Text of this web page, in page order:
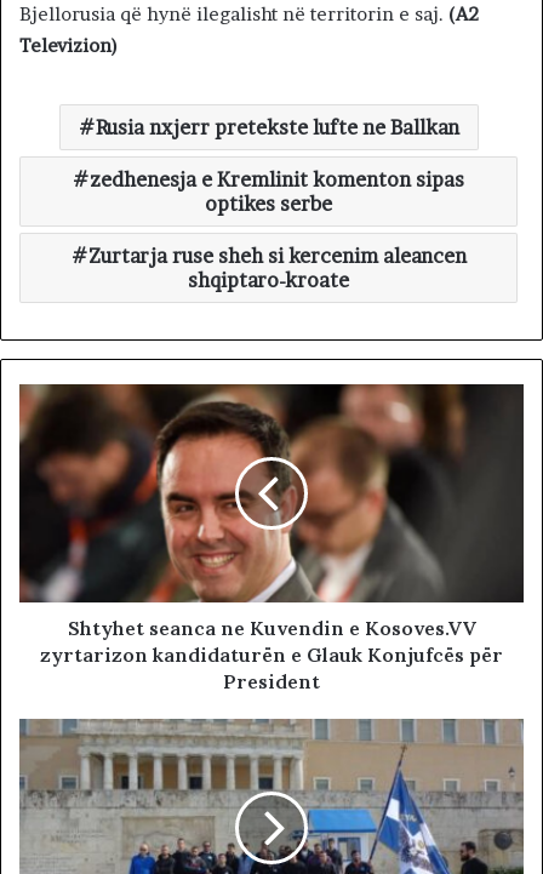
Bjellorusia që hynë ilegalisht në territorin e saj. (A2
Televizion)
Rusia nxjerr pretekste lufte ne Ballkan
zedhenesja e Kremlinit komenton sipas
optikes serbe
Zurtarja ruse sheh si kercenim aleancen
shqiptaro-kroate
Shtyhet seanca ne Kuvendin e Kosoves.VV
zyrtarizon kandidaturën e Glauk Konjufcës për
President